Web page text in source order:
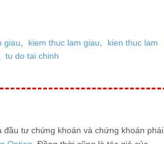
giau kiem thuc lam giau
kien thuc lam
tu do tai chinh
tư chứng khoán và chứng khoán phái